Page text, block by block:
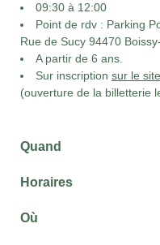
09:30 à 12:00
Point de rdv : Parking
Rue de Sucy 94470
A partir de 6 ans.
Sur inscription sur le
(ouverture de la billetterie
Quand
Horaires
Où